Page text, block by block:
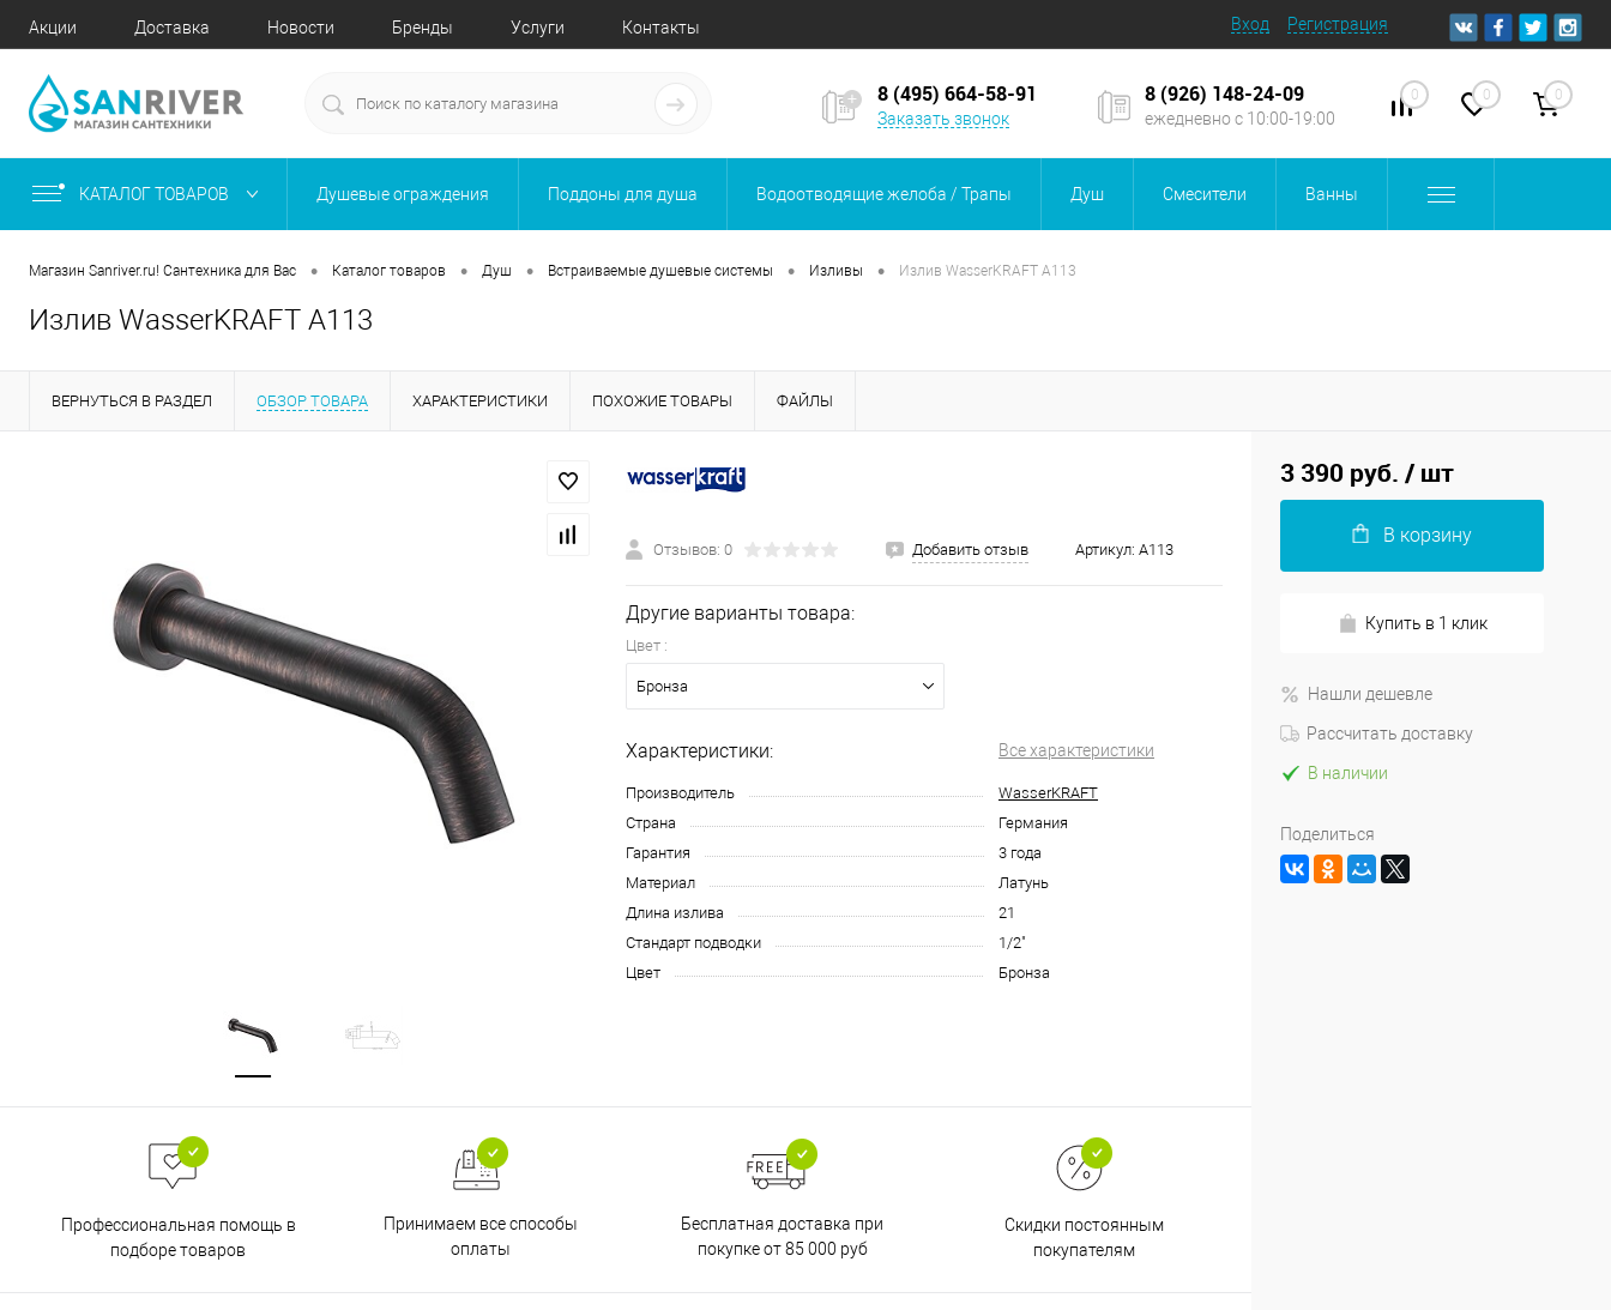
Акции Доставка Новости Бренды Услуги Контакты Вход Регистрация
8 (495) 664-58-91
Заказать звонок
8 (926) 148-24-09
ежедневно с 10:00-19:00
0 0 0
КАТАЛОГ ТОВАРОВ Душевые ограждения Поддоны для душа Водоотводящие желоба / Трапы Душ Смесители Ванны
Магазин Sanriver.ru! Сантехника для Вас • Каталог товаров • Душ • Встраиваемые душевые системы • Изливы • Излив WasserKRAFT A113
Излив WasserKRAFT A113
ВЕРНУТЬСЯ В РАЗДЕЛ ОБЗОР ТОВАРА ХАРАКТЕРИСТИКИ ПОХОЖИЕ ТОВАРЫ ФАЙЛЫ
Отзывов: 0 Добавить отзыв Артикул: A113
Другие варианты товара:
Цвет :
Бронза
Характеристики: Все характеристики
Производитель
WasserKRAFT
Страна
Германия
Гарантия
3 года
Материал
Латунь
Длина излива
21
Стандарт подводки
1/2"
Цвет
Бронза
Профессиональная помощь в
подборе товаров
Принимаем все способы
оплаты
Бесплатная доставка при
покупке от 85 000 руб
Скидки постоянным
покупателям
3 390 руб. / шт
В корзину
Купить в 1 клик
Нашли дешевле
Рассчитать доставку
В наличии
Поделиться